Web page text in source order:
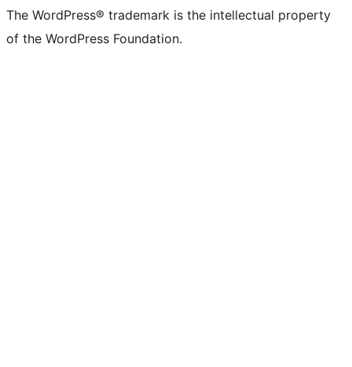
The WordPress® trademark is the intellectual property
of the WordPress Foundation.